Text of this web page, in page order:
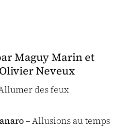
Maguy Marin et
Neveux
des feux
– Allusions au temps